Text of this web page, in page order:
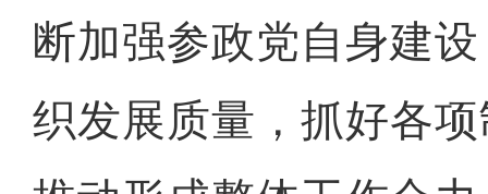
断加强参政党自身建
织发展质量，抓好各